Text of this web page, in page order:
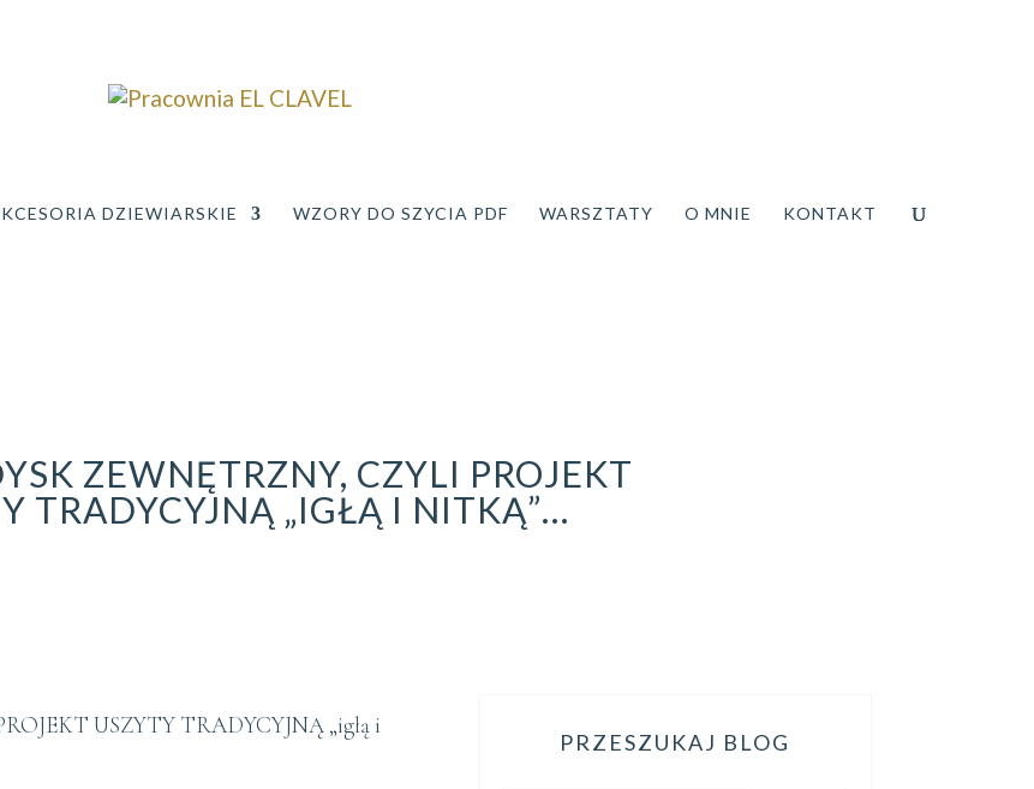
DZIEWIARSKIE WZORY DO SZYCIA PDF WARSZTATY O MNIE KONTAKT
ZEWNĘTRZNY, CZYLI PROJEKT
TRADYCYJNĄ „IGŁĄ I NITKĄ”…
PRZESZUKAJ BLOG